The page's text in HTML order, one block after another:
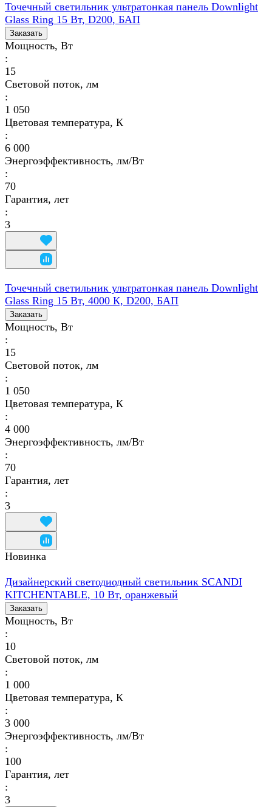
Точечный светильник ультратонкая панель Downlight
Glass Ring 15 Вт, D200, БАП
Заказать
Мощность, Вт
:
15
Световой поток, лм
:
1 050
Цветовая температура, К
:
6 000
Энергоэффективность, лм/Вт
:
70
Гарантия, лет
:
3
Точечный светильник ультратонкая панель Downlight
Glass Ring 15 Вт, 4000 К, D200, БАП
Заказать
Мощность, Вт
:
15
Световой поток, лм
:
1 050
Цветовая температура, К
:
4 000
Энергоэффективность, лм/Вт
:
70
Гарантия, лет
:
3
Новинка
Дизайнерский светодиодный светильник SCANDI
KITCHENTABLE, 10 Вт, оранжевый
Заказать
Мощность, Вт
:
10
Световой поток, лм
:
1 000
Цветовая температура, К
:
3 000
Энергоэффективность, лм/Вт
:
100
Гарантия, лет
:
3